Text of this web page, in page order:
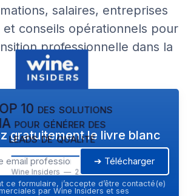
salaires, entreprises
conseils opérationnels pour
professionnelle dans la
10 des solutions
IA pour générer des
leads de qualité
Wine Insiders — 2026
gratuitement le livre blanc
➔ Télécharger
ce formulaire, j’accepte d’être contacté(e)
par Wine Insiders et ses